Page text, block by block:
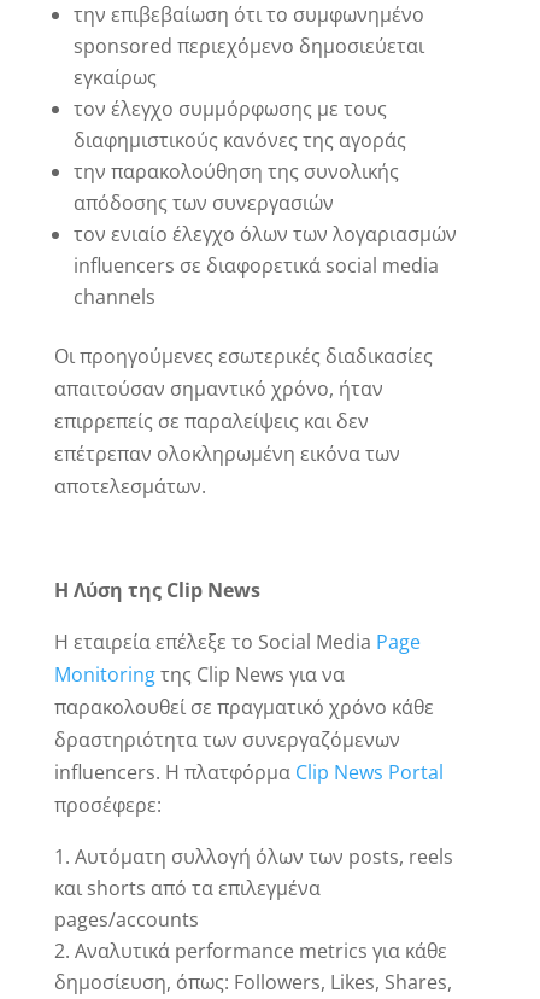
την επιβεβαίωση ότι το συμφωνημένο
sponsored περιεχόμενο δημοσιεύεται
εγκαίρως
τον έλεγχο συμμόρφωσης με τους
διαφημιστικούς κανόνες της αγοράς
την παρακολούθηση της συνολικής
απόδοσης των συνεργασιών
τον ενιαίο έλεγχο όλων των λογαριασμών
influencers σε διαφορετικά social media
channels
Οι προηγούμενες εσωτερικές διαδικασίες
απαιτούσαν σημαντικό χρόνο, ήταν
επιρρεπείς σε παραλείψεις και δεν
επέτρεπαν ολοκληρωμένη εικόνα των
αποτελεσμάτων.
Η Λύση της Clip News
Η εταιρεία επέλεξε το Social Media Page
Monitoringτης Clip News για να
παρακολουθεί σε πραγματικό χρόνο κάθε
δραστηριότητα των συνεργαζόμενων
influencers. Η πλατφόρμα Clip News Portal
προσέφερε:
Αυτόματη συλλογή όλων των posts, reels
και shorts από τα επιλεγμένα
pages/accounts
Αναλυτικά performance metrics για κάθε
δημοσίευση, όπως: Followers, Likes, Shares,